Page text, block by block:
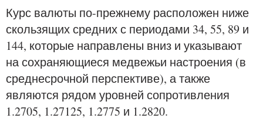
Курс валюты по-прежнему расположен ниже
скользящих средних с периодами 34, 55, 89 и
144, которые направлены вниз и указывают
на сохраняющиеся медвежьи настроения (в
среднесрочной перспективе), а также
являются рядом уровней сопротивления
1.2705, 1.27125, 1.2775 и 1.2820.